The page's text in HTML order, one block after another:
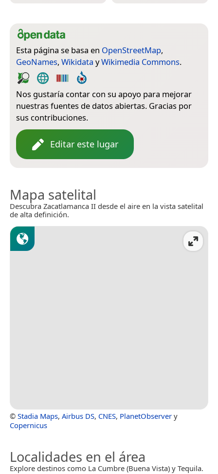
Esta página se basa en OpenStreetMap,
GeoNames, Wikidata yWikimedia Commons.
Nos gustaría contar con su apoyo para mejorar
nuestras fuentes de datos abiertas. Gracias por
sus contribuciones.
Editar este lugar
Mapa satelital
Descubra Zacatlamanca II desde el aire en la vista satelital
de alta definición.
© Stadia Maps, Airbus DS, CNES, PlanetObserver y
Copernicus
Localidades en el área
Explore destinos como La Cumbre (Buena Vista) y Tequila.